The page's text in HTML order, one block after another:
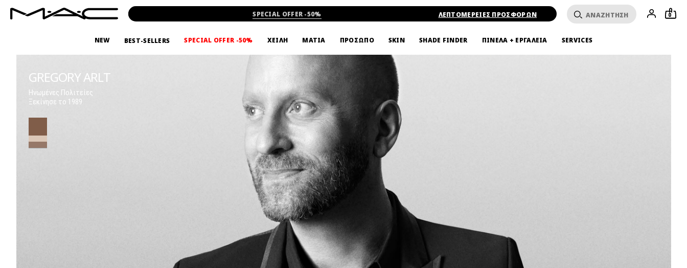
SPECIAL OFFER -50% ΛΕΠΤΟΜΕΡΕΙΕΣ ΠΡΟΣΦΟΡΩΝ 0
NEW BEST-SELLERS SPECIAL OFFER -50% ΧΕΙΛΗ ΜΑΤΙΑ ΠΡΟΣΩΠΟ SKIN SHADE FINDER ΠΙΝΕΛΑ + ΕΡΓΑΛΕΙΑ SERVICES
ΟΙ ARTISTS
GREGORY ARLT
Ηνωμένες Πολιτείες
Ξεκίνησε το 1989